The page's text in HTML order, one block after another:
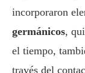
incorporaron
germánicos,
el tiempo,
través del